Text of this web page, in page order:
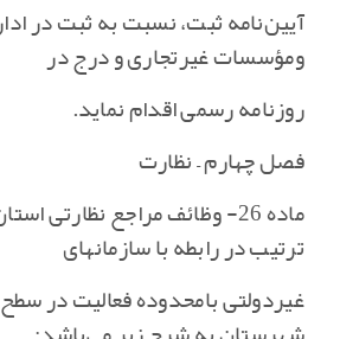
آیین‌نامه ثبت‌، نسبت به ثبت در
ومؤسسات غیرتجاری و درج در
روزنامه رسمی اقدام نماید.
فصل چهارم – نظارت
ماده 26- وظائف مراجع نظارتی
ترتیب در رابطه با سازمانهای
غیردولتی بامحدوده فعالیت در